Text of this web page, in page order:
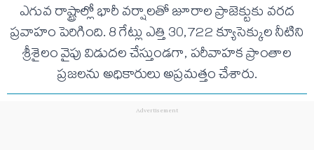
ఎగువ రాష్ట్రాల్లో భారీ వర్షాలతో జూరాల ప్రాజెక్టుకు వరద
ప్రవాహం పెరిగింది. 8 గేట్లు ఎత్తి 30,722 క్యూసెక్కుల నీటిని
శ్రీశైలం వైపు విడుదల చేస్తుండగా, పరీవాహక ప్రాంతాల
ప్రజలను అధికారులు అప్రమత్తం చేశారు.